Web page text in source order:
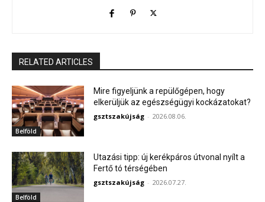
RELATED ARTICLES
Belföld
Mire figyeljünk a repülőgépen, hogy
elkerüljük az egészségügyi kockázatokat?
gsztszakújság - 2026.08.06.
Belföld
Utazási tipp: új kerékpáros útvonal nyílt a
Fertő tó térségében
gsztszakújság - 2026.07.27.